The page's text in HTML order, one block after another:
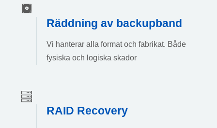
Räddning av backupband
Vi hanterar alla format och fabrikat. Både
fysiska och logiska skador
RAID Recovery